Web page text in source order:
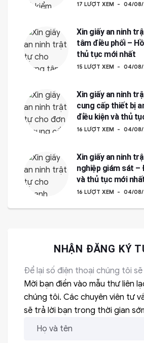
17 LƯỢT XEM 04/08/
Xin giấy an ninh
tâm điều phối –
thủ tục mới nhất
15 LƯỢT XEM 04/08/
Xin giấy an ninh
cung cấp thiết bị
điều kiện và thủ
16 LƯỢT XEM 04/08/
Xin giấy an ninh
nghiệp giám sát –
và thủ tục mới
16 LƯỢT XEM 04/08/
NHẬN ĐĂNG KÝ
Để lại số điện thoại chúng tôi
Mời bạn điền vào mẫu thư liên
chúng tôi. Các chuyên viên tư
sẽ trả lời bạn trong thời gian